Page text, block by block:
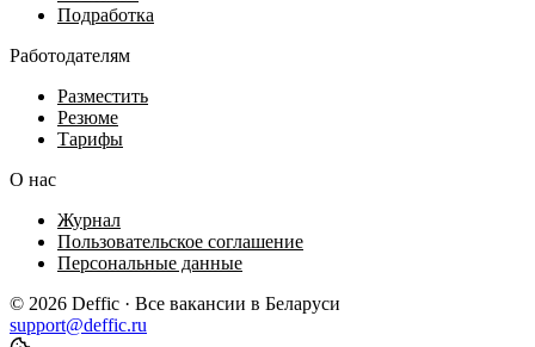
Подработка
Работодателям
Разместить
Резюме
Тарифы
О нас
Журнал
Пользовательское соглашение
Персональные данные
© 2026 Deffic · Все вакансии в Беларуси
support@deffic.ru